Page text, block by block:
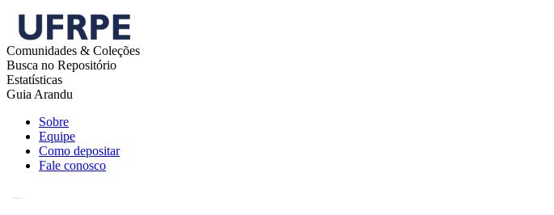
Comunidades & Coleções
Busca no Repositório
Estatísticas
Guia Arandu
Sobre
Equipe
Como depositar
Fale conosco